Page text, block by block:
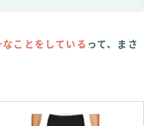
ことをしている って、まさ